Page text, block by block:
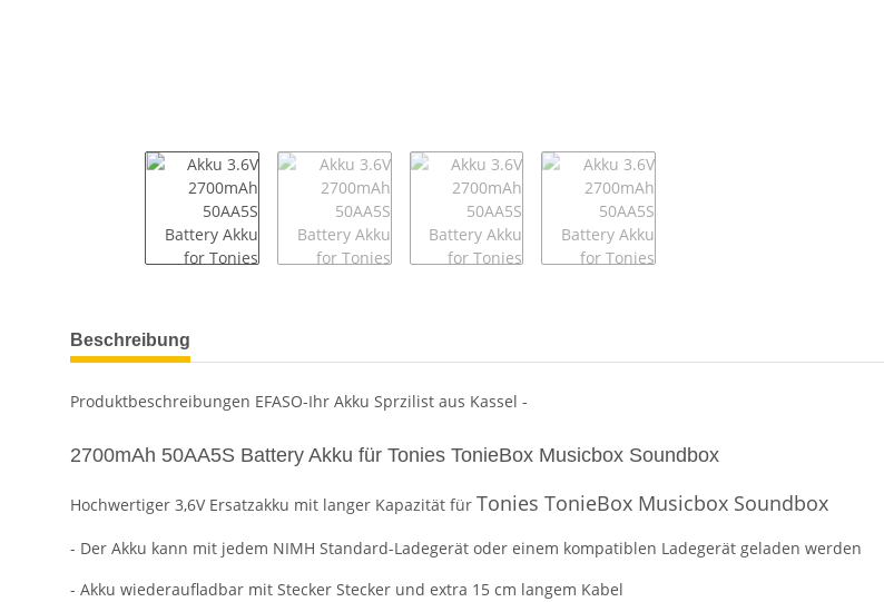
weitere Registerkarten anzeigen
Beschreibung
Produktbeschreibungen EFASO-Ihr Akku Sprzilist aus Kassel -
2700mAh 50AA5S Battery Akku für Tonies TonieBox Musicbox Soundbox
Hochwertiger 3,6V Ersatzakku mit langer Kapazität für Tonies TonieBox Musicbox Soundbox
- Der Akku kann mit jedem NIMH Standard-Ladegerät oder einem kompatiblen Ladegerät geladen werden
- Akku wiederaufladbar mit Stecker Stecker und extra 15 cm langem Kabel